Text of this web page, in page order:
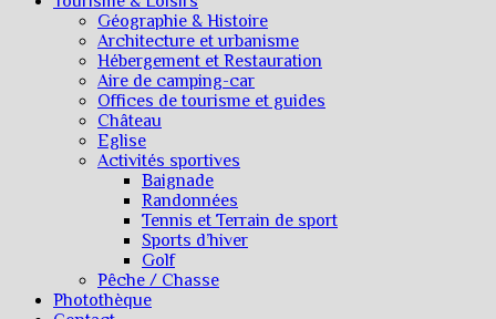
Géographie & Histoire
Architecture et urbanisme
Hébergement et Restauration
Aire de camping-car
Offices de tourisme et guides
Château
Eglise
Activités sportives
Baignade
Randonnées
Tennis et Terrain de sport
Sports d’hiver
Golf
Pêche / Chasse
Photothèque